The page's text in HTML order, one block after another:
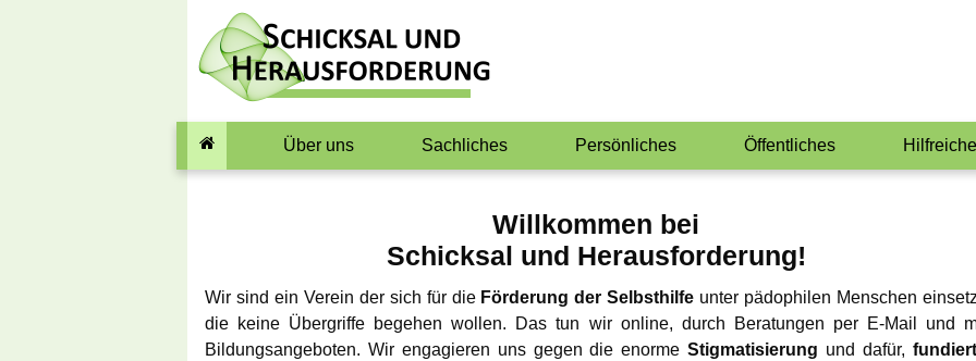
Über uns
Verein
Spenden
Sachliches
Pädophilie?
Warum wir Sex mit
Kindern ablehnen
Begriffsdefinitionen
Persönliches
NewMan
Marco
Öffentliches
Veranstaltungen
Bildungsangebote
Ähnliche
Willkommen bei
Schicksal und Herausforderung!
Wir sind ein Verein der sich für die Förderung der Selbsthilfe unter pädophilen Menschen
die keine Übergriffe begehen wollen. Das tun wir online, durch Beratungen per E-Mail und
Bildungsangeboten. Wir engagieren uns gegen die enormeStigmatisierung und dafür,